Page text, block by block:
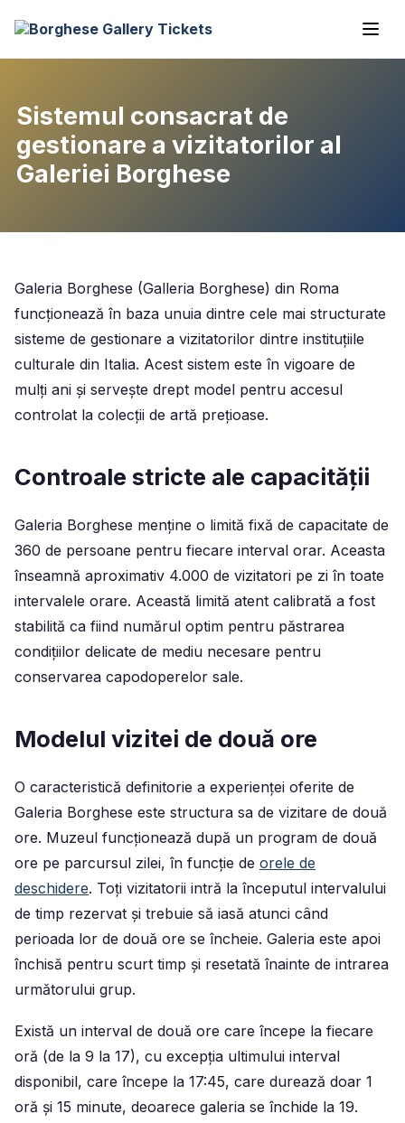
Sistemul consacrat de
gestionare a vizitatorilor al
Galeriei Borghese
Galeria Borghese (Galleria Borghese) din Roma
funcționează în baza unuia dintre cele mai structurate
sisteme de gestionare a vizitatorilor dintre instituțiile
culturale din Italia. Acest sistem este în vigoare de
mulți ani și servește drept model pentru accesul
controlat la colecții de artă prețioase.
Controale stricte ale capacității
Galeria Borghese menține o limită fixă de capacitate de
360 de persoane pentru fiecare interval orar. Aceasta
înseamnă aproximativ 4.000 de vizitatori pe zi în toate
intervalele orare. Această limită atent calibrată a fost
stabilită ca fiind numărul optim pentru păstrarea
condițiilor delicate de mediu necesare pentru
conservarea capodoperelor sale.
Modelul vizitei de două ore
O caracteristică definitorie a experienței oferite de
Galeria Borghese este structura sa de vizitare de două
ore. Muzeul funcționează după un program de două
ore pe parcursul zilei, în funcție de orele de
deschidere. Toți vizitatorii intră la începutul intervalului
de timp rezervat și trebuie să iasă atunci când
perioada lor de două ore se încheie. Galeria este apoi
închisă pentru scurt timp și resetată înainte de intrarea
următorului grup.
Există un interval de două ore care începe la fiecare
oră (de la 9 la 17), cu excepția ultimului interval
disponibil, care începe la 17:45, care durează doar 1
oră și 15 minute, deoarece galeria se închide la 19.